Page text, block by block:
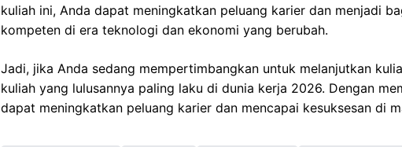
kuliah ini, Anda dapat meningkatkan peluang karier dan menjadi
kompeten di era teknologi dan ekonomi yang berubah.
Jadi, jika Anda sedang mempertimbangkan untuk melanjutkan
kuliah yang lulusannya paling laku di dunia kerja 2026. Dengan
dapat meningkatkan peluang karier dan mencapai kesuksesan di